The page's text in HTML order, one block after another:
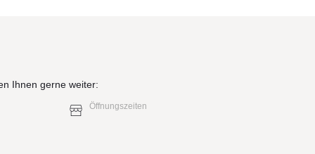
Ihnen gerne weiter:
Öffnungszeiten